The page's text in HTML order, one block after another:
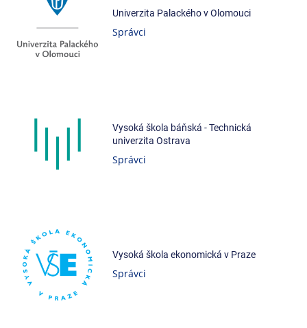
Univerzita Palackého v Olomouci
Správci
Vysoká škola báňská - Technická
univerzita Ostrava
Správci
Vysoká škola ekonomická v Praze
Správci